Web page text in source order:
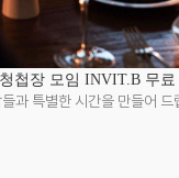
첩장 모임 INVIT.B 무료
과 특별한 시간을 만들어 드